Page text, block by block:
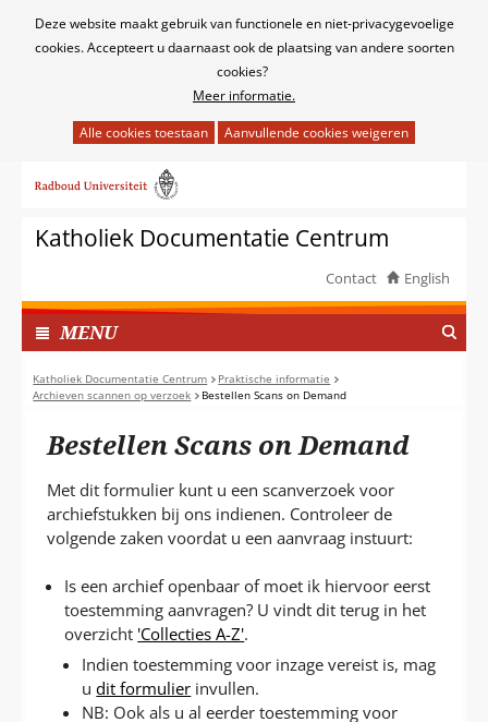
Cookies
Deze website maakt gebruik van functionele en niet-privacygevoelige
cookies. Accepteert u daarnaast ook de plaatsing van andere soorten
cookies?
Meer informatie.
het
van
cookies
deze
website
worden
toegestaan
of
naar
inhoudKatholiek Documentatie Centrum
Contact English
MENUI
N
G
E
L
P
T
Katholiek Documentatie Centrum
Praktische informatie
Archieven scannen op verzoek
Bestellen Scans on Demand
Bestellen Scans on Demand
Met dit formulier kunt u een scanverzoek voor
archiefstukken bij ons indienen. Controleer de
volgende zaken voordat u een aanvraag instuurt:
Is een archief openbaar of moet ik hiervoor eerst
toestemming aanvragen? U vindt dit terug in het
overzicht 'Collecties A-Z'.
Indien toestemming voor inzage vereist is, mag
udit formulier invullen.
NB: Ook als u al eerder toestemming voor